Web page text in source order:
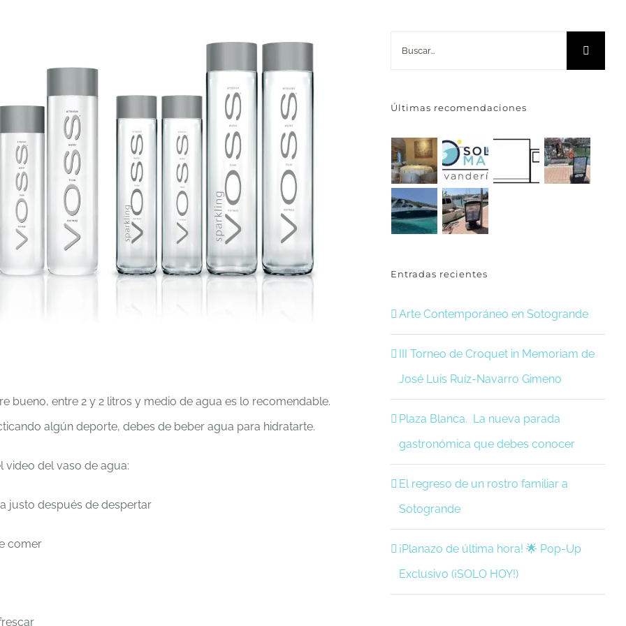
bueno, entre 2 y 2 litros y medio de agua es lo recomendable.
algún deporte, debes de beber agua para hidratarte.
video del vaso de agua:
justo después de despertar
comer
Últimas recomendaciones
Entradas recientes
Arte Contemporáneo en Sotogrande
III Torneo de Croquet in Memoriam de
José Luis Ruíz-Navarro Gimeno
Plaza Blanca. La nueva parada
gastronómica que debes conocer
El regreso de un rostro familiar a
Sotogrande
¡Planazo de última hora! 🌟 Pop-Up
Exclusivo (¡SOLO HOY!)